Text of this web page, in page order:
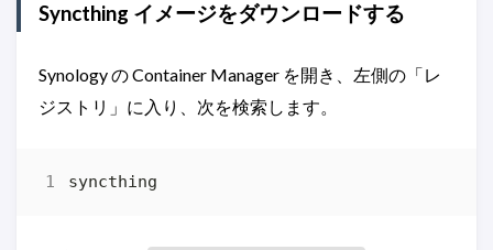
Syncthing イメージをダウンロードする
Synology の Container Manager を開き、左側の「レ
ジストリ」に入り、次を検索します。